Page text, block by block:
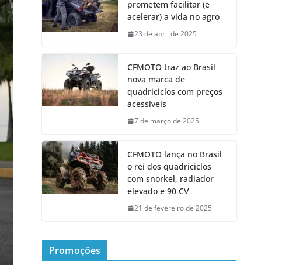
prometem facilitar (e
acelerar) a vida no agro
23 de abril de 2025
CFMOTO traz ao Brasil
nova marca de
quadriciclos com preços
acessíveis
7 de março de 2025
CFMOTO lança no Brasil
o rei dos quadriciclos
com snorkel, radiador
elevado e 90 CV
21 de fevereiro de 2025
Promoções